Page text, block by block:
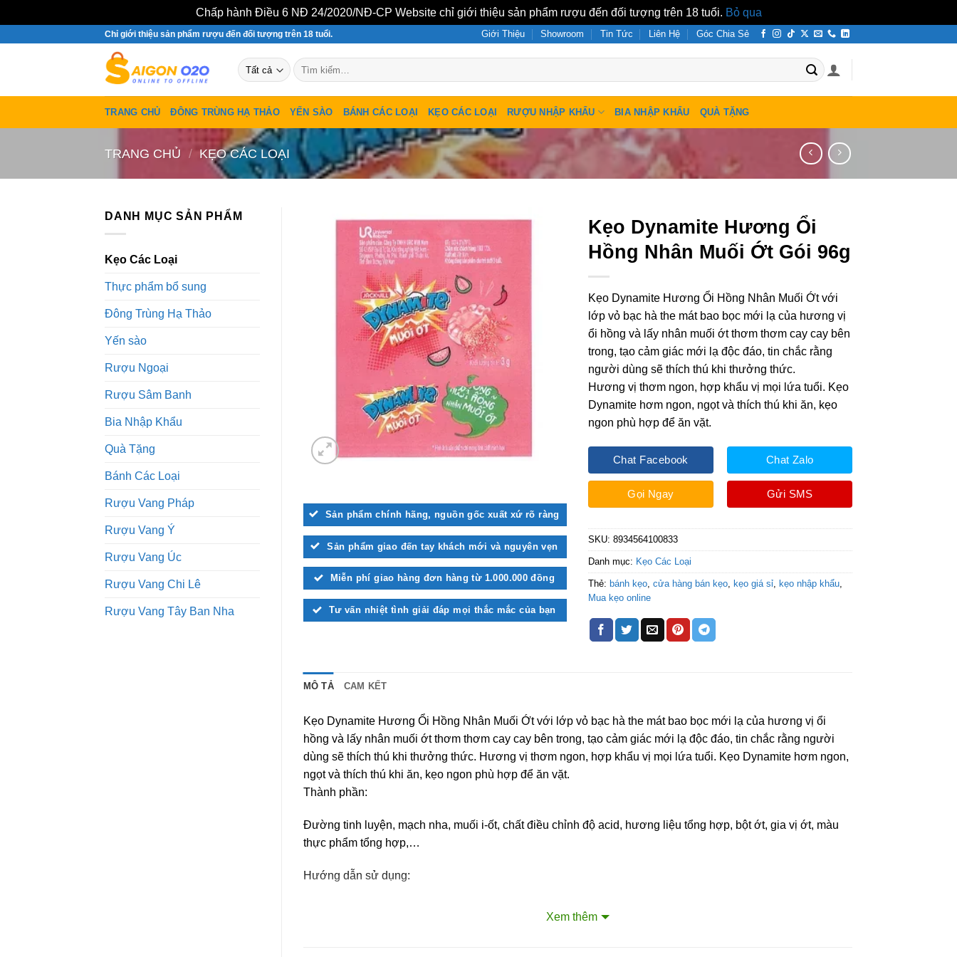
Chấp hành Điều 6 NĐ 24/2020/NĐ-CP Website chỉ giới thiệu sản phẩm rượu đến đối tượng trên 18 tuổi. Bỏ qua
Chỉ giới thiệu sản phẩm rượu đến đối tượng trên 18 tuổi. Giới Thiệu Showroom Tin Tức Liên Hệ Góc Chia Sẻ
Tìm
kiếm:
TRANG CHỦ ĐÔNG TRÙNG HẠ THẢO YẾN SÀO BÁNH CÁC LOẠI KẸO CÁC LOẠI RƯỢU NHẬP KHẨU BIA NHẬP KHẨU QUÀ TẶNG
TRANG CHỦ / KẸO CÁC LOẠI
DANH MỤC SẢN PHẨM
Kẹo Các Loại
Thực phẩm bổ sung
Đông Trùng Hạ Thảo
Yến sào
Rượu Ngoại
Rượu Sâm Banh
Bia Nhập Khẩu
Quà Tặng
Bánh Các Loại
Rượu Vang Pháp
Rượu Vang Ý
Rượu Vang Úc
Rượu Vang Chi Lê
Rượu Vang Tây Ban Nha
Sản phẩm chính hãng, nguồn gốc xuất xứ rõ ràng
Sản phẩm giao đến tay khách mới và nguyên vẹn
Miễn phí giao hàng đơn hàng từ 1.000.000 đồng
Tư vấn nhiệt tình giải đáp mọi thắc mắc của bạn
Kẹo Dynamite Hương Ổi
Hồng Nhân Muối Ớt Gói 96g
Kẹo Dynamite Hương Ổi Hồng Nhân Muối Ớt với
lớp vỏ bạc hà the mát bao bọc mới lạ của hương vị
ổi hồng và lấy nhân muối ớt thơm thơm cay cay bên
trong, tạo cảm giác mới lạ độc đáo, tin chắc rằng
người dùng sẽ thích thú khi thưởng thức.
Hương vị thơm ngon, hợp khẩu vị mọi lứa tuổi. Kẹo
Dynamite hơm ngon, ngọt và thích thú khi ăn, kẹo
ngon phù hợp để ăn vặt.
Chat Facebook
Gọi Ngay
Chat Zalo
Gửi SMS
SKU:8934564100833
Danh mục: Kẹo Các Loại
Thẻ: bánh kẹo,cửa hàng bán kẹo, kẹo giá sỉ, kẹo nhập khẩu,
Mua kẹo online
MÔ TẢ CAM KẾT
Kẹo Dynamite Hương Ổi Hồng Nhân Muối Ớt với lớp vỏ bạc hà the mát bao bọc mới lạ của hương vị ổi
hồng và lấy nhân muối ớt thơm thơm cay cay bên trong, tạo cảm giác mới lạ độc đáo, tin chắc rằng người
dùng sẽ thích thú khi thưởng thức. Hương vị thơm ngon, hợp khẩu vị mọi lứa tuổi. Kẹo Dynamite hơm ngon,
ngọt và thích thú khi ăn, kẹo ngon phù hợp để ăn vặt.
Thành phần:
Đường tinh luyện, mạch nha, muối i-ốt, chất điều chỉnh độ acid, hương liệu tổng hợp, bột ớt, gia vị ớt, màu
thực phẩm tổng hợp,…
Hướng dẫn sử dụng:
Xem thêm